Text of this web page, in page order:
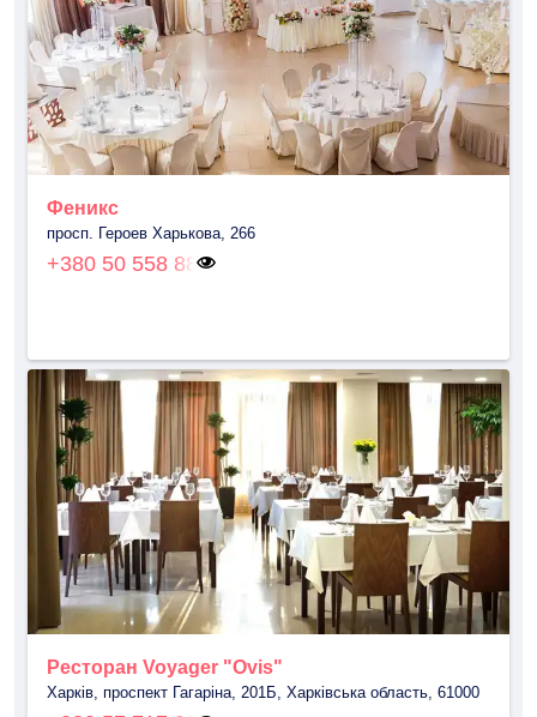
Феникс
просп. Героев Харькова, 266
+380 50 558 88
Ресторан Voyager "Ovis"
Харків, проспект Гагаріна, 201Б, Харківська область, 61000